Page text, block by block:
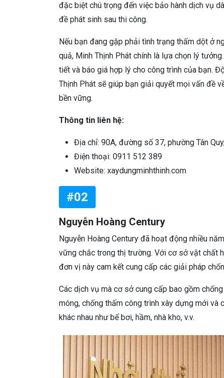
đặc biệt chú trọng đến việc bảo hành dịch vụ
đề phát sinh sau thi công.
Nếu bạn đang gặp phải tình trạng thấm dột ở
quả, Minh Thịnh Phát chính là lựa chọn lý
tiết và báo giá hợp lý cho công trình của bạn.
Thịnh Phát sẽ giúp bạn giải quyết mọi vấn đề
bền vững.
Thông tin liên hệ:
Địa chỉ: 90A, đường số 37, phường Tân
Điện thoại: 0911 512 389
Website: xaydungminhthinh.com
#02
Nguyễn Hoàng Century
Nguyễn Hoàng Century đã hoạt động nhiều
vững chắc trong thị trường. Với cơ sở vật chất
đơn vị này cam kết cung cấp các giải pháp
Các dịch vụ mà cơ sở cung cấp bao gồm
móng, chống thấm công trình xây dựng mới và
khác nhau như bể bơi, hầm, nhà kho, v.v.